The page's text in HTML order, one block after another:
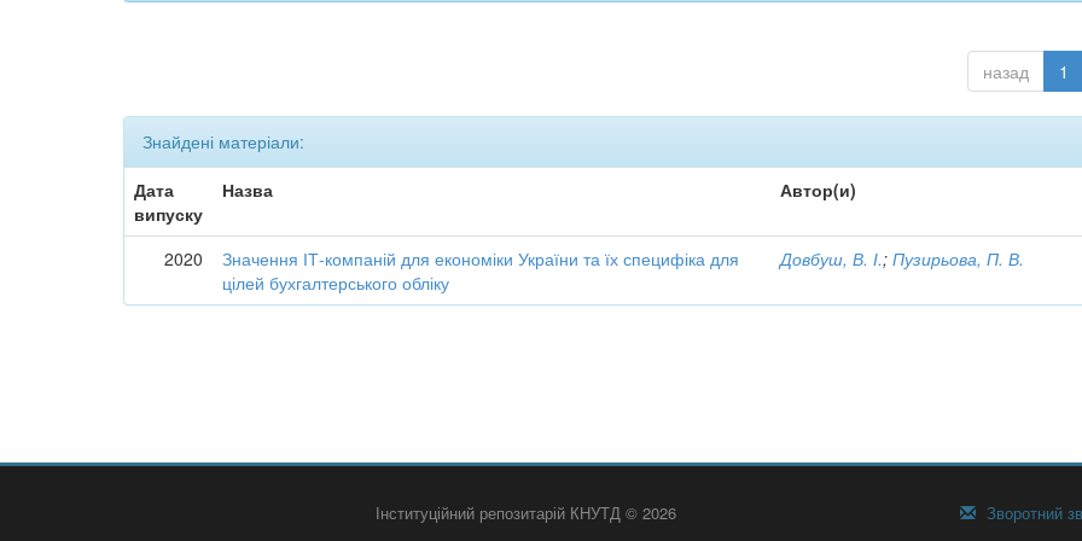
назад 1
Знайдені матеріали:
Дата
випуску
Назва Автор(и)
2020
Значення ІТ-компаній для економіки України та їх специфіка для
цілей бухгалтерського обліку
Довбуш, В. І.;Пузирьова, П. В.
Інституційний репозитарій КНУТД © 2026 Зворотний